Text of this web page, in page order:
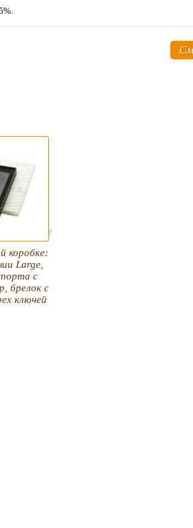
коробке:
Large,
с
брелок с
ключей